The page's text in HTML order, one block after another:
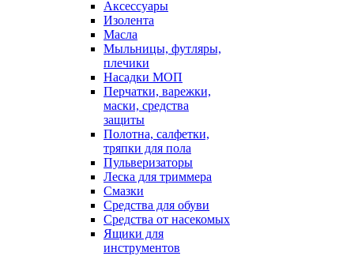
Аксессуары
Изолента
Масла
Мыльницы, футляры,
плечики
Насадки МОП
Перчатки, варежки,
маски, средства
защиты
Полотна, салфетки,
тряпки для пола
Пульверизаторы
Леска для триммера
Смазки
Средства для обуви
Средства от насекомых
Ящики для
инструментов